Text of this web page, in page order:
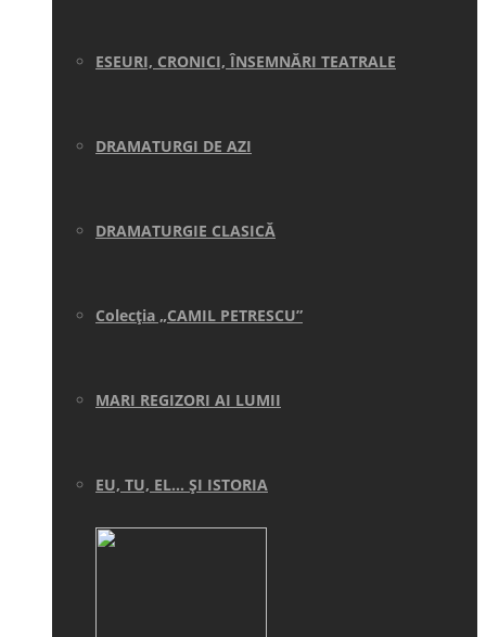
ESEURI, CRONICI, ÎNSEMNĂRI TEATRALE
DRAMATURGI DE AZI
DRAMATURGIE CLASICĂ
Colecţia „CAMIL PETRESCU”
MARI REGIZORI AI LUMII
EU, TU, EL… ŞI ISTORIA